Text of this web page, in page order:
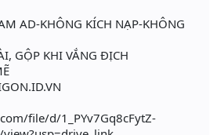
AD-KHÔNG KÍCH NẠP-KHÔNG
GỘP KHI VẮNG ĐỊCH
file/d/1_PYv7Gq8cFytZ-